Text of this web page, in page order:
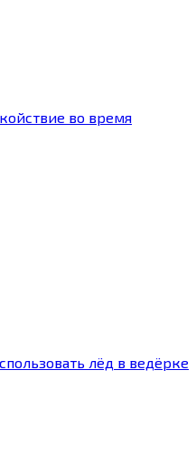
во время
лёд в ведёрке